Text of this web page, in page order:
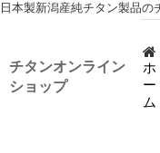
日本製新潟産純チタン製品の
チタンオンライン
ショップ
ホ
ー
ム